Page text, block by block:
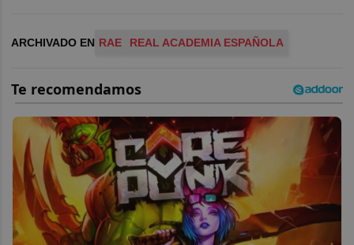
ARCHIVADO EN RAE REAL ACADEMIA ESPAÑOLA